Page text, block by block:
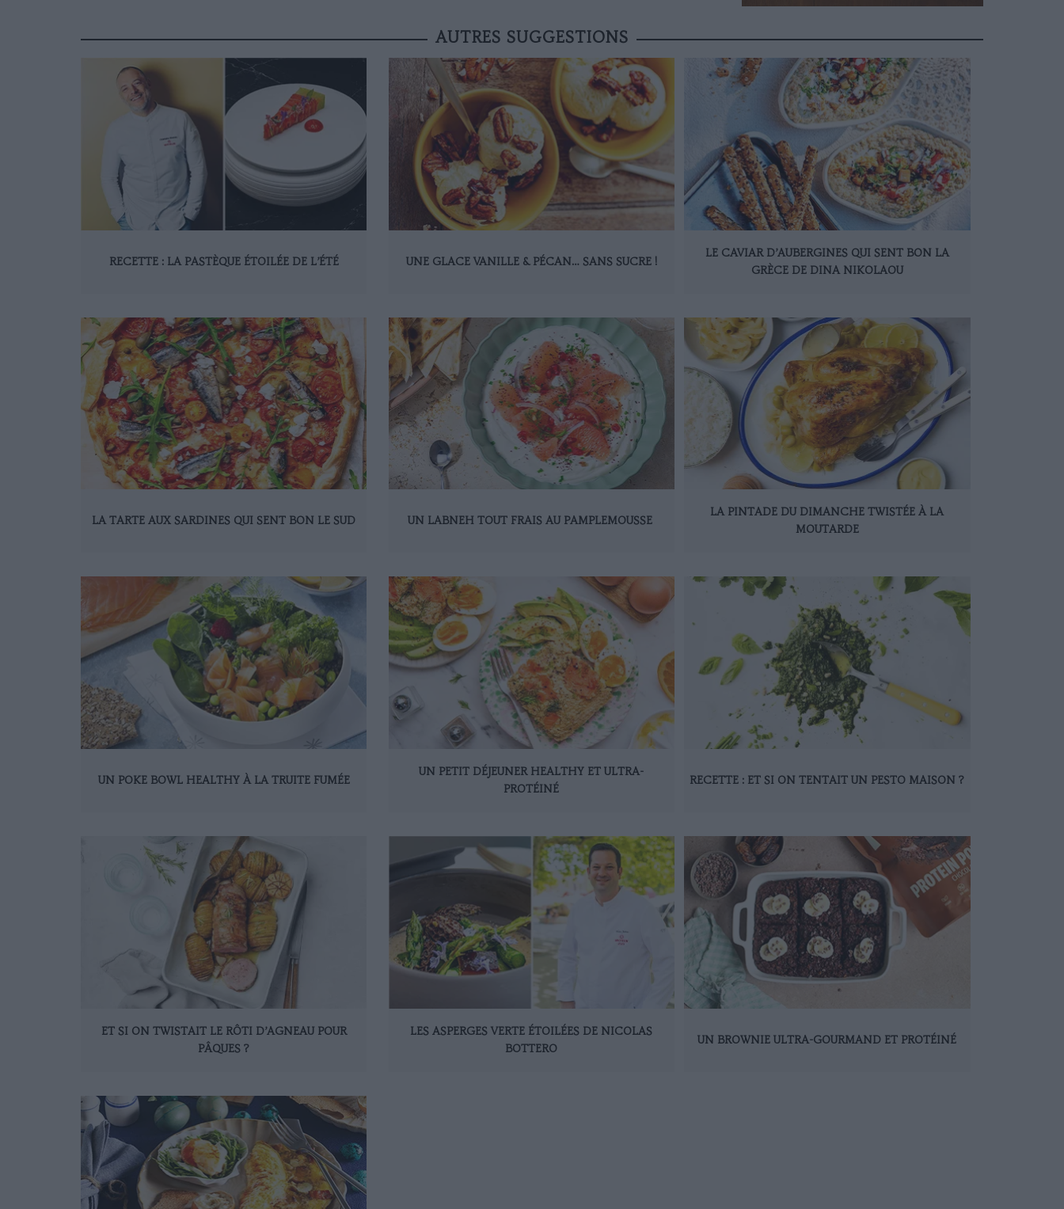
AUTRES SUGGESTIONS
RECETTE : LA PASTÈQUE ÉTOILÉE DE L’ÉTÉ UNE GLACE VANILLE & PÉCAN… SANS SUCRE !
LE CAVIAR D’AUBERGINES QUI SENT BON LA
GRÈCE DE DINA NIKOLAOU
LA TARTE AUX SARDINES QUI SENT BON LE SUD UN LABNEH TOUT FRAIS AU PAMPLEMOUSSE
LA PINTADE DU DIMANCHE TWISTÉE À LA
MOUTARDE
UN POKE BOWL HEALTHY À LA TRUITE FUMÉE
UN PETIT DÉJEUNER HEALTHY ET ULTRA-
PROTÉINÉ
RECETTE : ET SI ON TENTAIT UN PESTO MAISON ?
ET SI ON TWISTAIT LE RÔTI D’AGNEAU POUR
PÂQUES ?
LES ASPERGES VERTE ÉTOILÉES DE NICOLAS
BOTTERO
UN BROWNIE ULTRA-GOURMAND ET PROTÉINÉ